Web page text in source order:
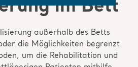
im Bett
außerhalb des Betts
die Möglichkeiten begrenzt
um die Rehabilitation und